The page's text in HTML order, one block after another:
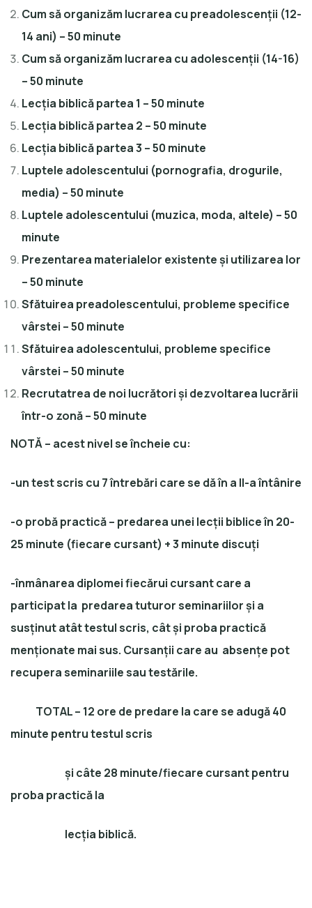
Cum să organizăm lucrarea cu preadolescenții (12-
14 ani) – 50 minute
Cum să organizăm lucrarea cu adolescenții (14-16)
– 50 minute
Lecția biblică partea 1 – 50 minute
Lecția biblică partea 2 – 50 minute
Lecția biblică partea 3 – 50 minute
Luptele adolescentului (pornografia, drogurile,
media) – 50 minute
Luptele adolescentului (muzica, moda, altele) – 50
minute
Prezentarea materialelor existente și utilizarea lor
– 50 minute
Sfătuirea preadolescentului, probleme specifice
vârstei – 50 minute
Sfătuirea adolescentului, probleme specifice
vârstei – 50 minute
Recrutatrea de noi lucrători și dezvoltarea lucrării
într-o zonă – 50 minute
NOTĂ– acest nivel se încheie cu:
-un test scris cu 7 întrebări care se dă în a II-a întânire
-o probă practică – predarea unei lecții biblice în 20-
25 minute (fiecare cursant) + 3 minute discuți
-înmânarea diplomei fiecărui cursant care a
participat la predarea tuturor seminariilor și a
susținut atât testul scris, cât și proba practică
menționate mai sus. Cursanții care au absențe pot
recupera seminariile sau testările.
TOTAL – 12 ore de predare la care se adugă 40
minute pentru testul scris
și câte 28 minute/fiecare cursant pentru
proba practică la
lecția biblică.